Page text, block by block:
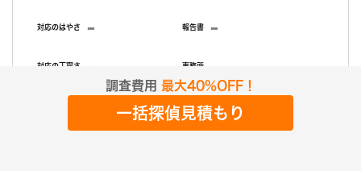
調査費用 最大40%OFF！
一括探偵見積もり
対応のはやさ - 報告書 -
対応の丁寧さ 事務所